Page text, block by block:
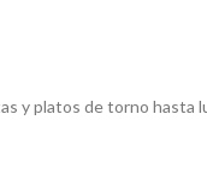
y platos de torno